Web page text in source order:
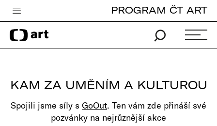
Česká televize
Zpravodajství
iVysílání
TV program
PROGRAM ČT ART
KAM ZA UMĚNÍM A KULTUROU
Spojili jsme síly s GoOut. Ten vám zde přináší své
pozvánky na nejrůznější akce